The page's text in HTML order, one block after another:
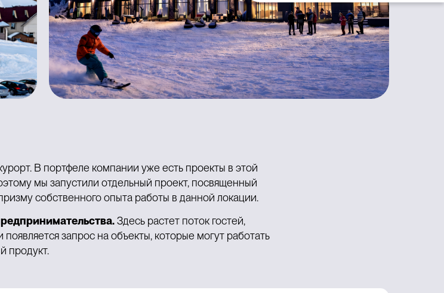
В портфеле компании уже есть проекты в этой
мы запустили отдельный проект, посвященный
собственного опыта работы в данной локации.
Здесь растет поток гостей,
запрос на объекты, которые могут работать
продукт.